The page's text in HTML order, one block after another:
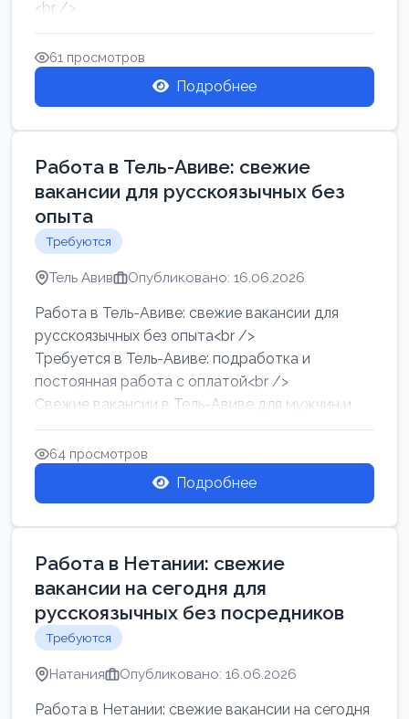
<br />
Работа в Нетании на мебельном производстве:
требу...
61 просмотров
Подробнее
Работа в Тель-Авиве: свежие
вакансии для русскоязычных без
опыта
Требуются
Тель Авив Опубликовано: 16.06.2026
Работа в Тель-Авиве: свежие вакансии для
русскоязычных без опыта<br />
Требуется в Тель-Авиве: подработка и
постоянная работа с оплатой<br />
Свежие вакансии в Тель-Авиве для мужчин и
женщин от хозя...
64 просмотров
Подробнее
Работа в Нетании: свежие
вакансии на сегодня для
русскоязычных без посредников
Требуются
Натания Опубликовано: 16.06.2026
Работа в Нетании: свежие вакансии на сегодня